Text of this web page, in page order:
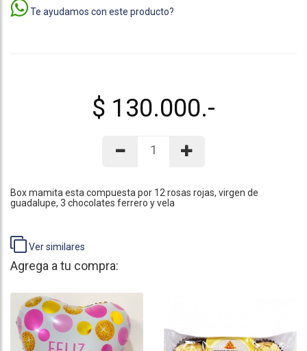
Te ayudamos con este producto?
$ 130.000.-
Box mamita esta compuesta por 12 rosas rojas, virgen de
guadalupe, 3 chocolates ferrero y vela
Ver similares
Agrega a tu compra: